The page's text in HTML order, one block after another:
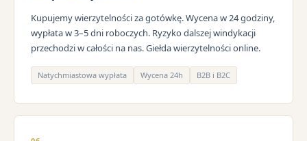
Kupujemy wierzytelności za gotówkę. Wycena w 24 godziny,
wypłata w 3–5 dni roboczych. Ryzyko dalszej windykacji
przechodzi w całości na nas. Giełda wierzytelności online.
Natychmiastowa wypłata Wycena 24h B2B i B2C